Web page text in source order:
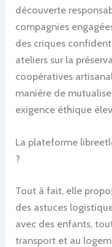
découverte
compagnies
des criques
ateliers sur la
coopératives
manière de
exigence éthique
La plateforme
?
Tout à fait, elle
des astuces
avec des enfants,
transport et au